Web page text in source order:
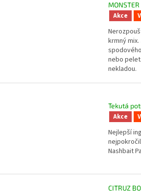
Akce
krmný
nebo
nekladou.
Tekutá
Akce
Nejlepší
Nashbait
CITRUZ